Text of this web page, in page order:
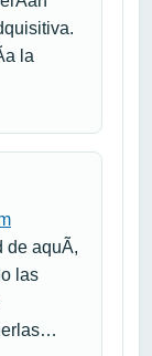
la
de aquÃ­,
las